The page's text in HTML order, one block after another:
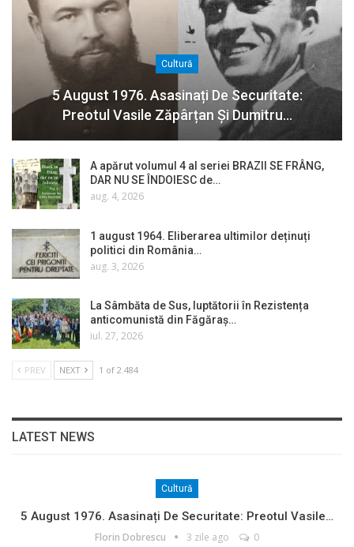
Cultură
5 August 1976. Asasinați De Securitate:
Preotul Vasile Zăpârțan Și Dumitru…
A apărut volumul 4 al seriei BRAZII SE FRÂNG,
DAR NU SE ÎNDOIESC de…
aug. 4, 2026
1 august 1964. Eliberarea ultimilor deținuți
politici din România…
aug. 3, 2026
La Sâmbăta de Sus, luptătorii în Rezistența
anticomunistă din Făgăraș…
iul. 27, 2026
PREV NEXT 1 of 2.484
LATEST NEWS
Cultură
5 August 1976. Asasinați De Securitate: Preotul Vasile…
Florin Dobrescu 3 zile ago 0